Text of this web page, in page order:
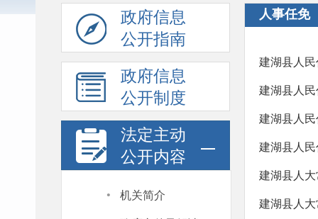
政府信息
公开指南
政府信息
公开制度
法定主动
公开内容
· 机关简介
人事任免
建湖县人
建湖县人
建湖县人
建湖县人
建湖县人
建湖县人